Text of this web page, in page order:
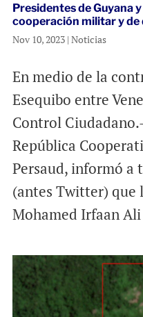
Presidentes de Guyana
cooperación militar y de
Nov 10, 2023| Noticias
En medio de la
Esequibo entre
Control
República
Persaud, informó a
(antes Twitter) que
Mohamed Irfaan